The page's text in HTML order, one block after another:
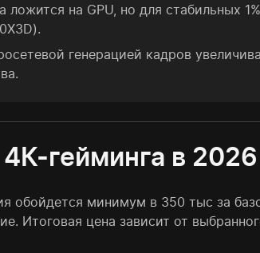
ложится на GPU, но для стабильных
генерацией кадров
гейминга в 2026
обойдется минимум в 350 тыс за
Итоговая цена зависит от